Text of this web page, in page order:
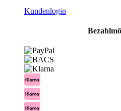
Kundenlogin